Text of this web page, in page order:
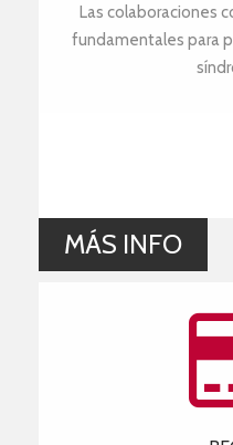
Las colaboraciones
fundamentales para
MÁS INFO